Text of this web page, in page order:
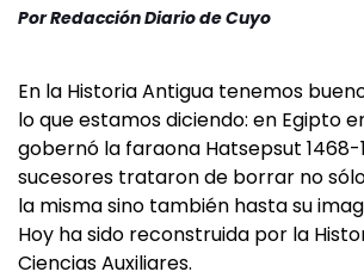
PorRedacción Diario de Cuyo
En la Historia Antigua tenemos
lo que estamos diciendo: en Egipto
gobernó la faraona Hatsepsut 1468-
sucesores trataron de borrar no
la misma sino también hasta su
Hoy ha sido reconstruida por la
Ciencias Auxiliares.